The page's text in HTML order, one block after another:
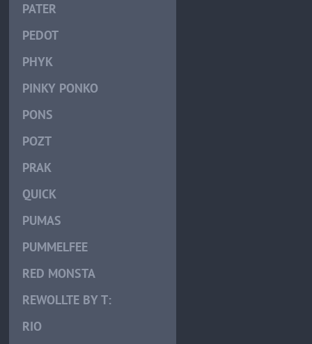
PATER
PEDOT
PHYK
PINKY PONKO
PONS
POZT
PRAK
QUICK
PUMAS
PUMMELFEE
RED MONSTA
REWOLLTE BY T:
RIO